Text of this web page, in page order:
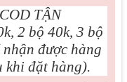
TẬN
2 bộ 40k, 3 bộ
nhận được hàng
khi đặt hàng).